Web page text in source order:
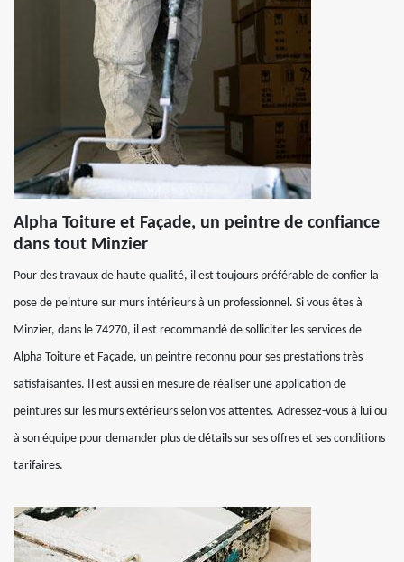
Alpha Toiture et Façade, un peintre de confiance
dans tout Minzier
Pour des travaux de haute qualité, il est toujours préférable de confier la
pose de peinture sur murs intérieurs à un professionnel. Si vous êtes à
Minzier, dans le 74270, il est recommandé de solliciter les services de
Alpha Toiture et Façade, un peintre reconnu pour ses prestations très
satisfaisantes. Il est aussi en mesure de réaliser une application de
peintures sur les murs extérieurs selon vos attentes. Adressez-vous à lui ou
à son équipe pour demander plus de détails sur ses offres et ses conditions
tarifaires.